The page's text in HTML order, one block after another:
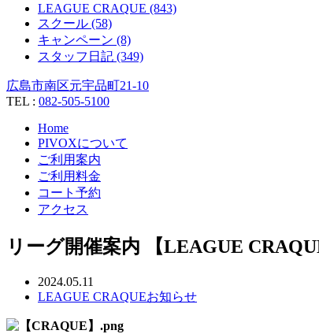
LEAGUE CRAQUE (843)
スクール (58)
キャンペーン (8)
スタッフ日記 (349)
広島市南区元宇品町21-10
TEL : 082-505-5100
Home
PIVOXについて
ご利用案内
ご利用料金
コート予約
アクセス
リーグ開催案内 【LEAGUE
2024.05.11
LEAGUE CRAQUEお知らせ